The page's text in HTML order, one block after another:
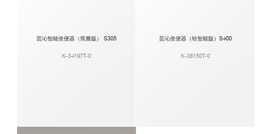
芸沁智能坐便器（简雅版） S305
K-34197T-0
芸沁坐便器（轻智能版）S400
K-38150T-0